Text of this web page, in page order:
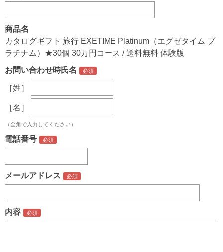
商品名
カタログギフト 旅行 EXETIME Platinum（エグゼタイム プ
ラチナム）★30個 30万円コース / 送料無料 体験版
お問い合わせ時氏名
［姓］
［名］
（全角で入力してください）
電話番号
メールアドレス
内容